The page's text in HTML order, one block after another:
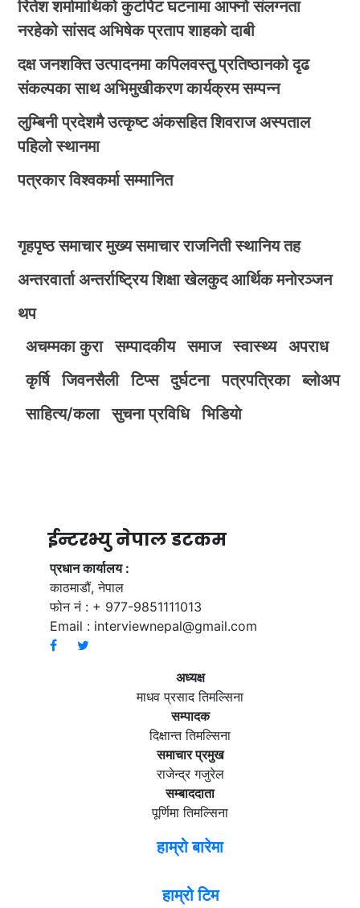
रितेश शर्मामाथिको कुटपिट घटनामा आफ्नो संलग्नता
नरहेको सांसद अभिषेक प्रताप शाहको दाबी
दक्ष जनशक्ति उत्पादनमा कपिलवस्तु प्रतिष्ठानको दृढ
संकल्पका साथ अभिमुखीकरण कार्यक्रम सम्पन्न
लुम्बिनी प्रदेशमै उत्कृष्ट अंकसहित शिवराज अस्पताल
पहिलो स्थानमा
पत्रकार विश्वकर्मा सम्मानित
गृहपृष्ठ समाचार मुख्य समाचार राजनिती स्थानिय तह
अन्तरवार्ता अन्तर्राष्ट्रिय शिक्षा खेलकुद आर्थिक मनोरञ्जन
थप
अचम्मका कुरा
सम्पादकीय समाज स्वास्थ्य
अपराध
कृर्षि
जिवनसैली टिप्स दुर्घटना पत्रपत्रिका
ब्लोअप
साहित्य/कला
सुचना प्रविधि भिडियाे
ईन्टरभ्यु नेपाल डटकम
प्रधान कार्यालय :
काठमाडौं, नेपाल
फोन नं : + 977-9851111013
Email : interviewnepal@gmail.com
अध्यक्ष
माधव प्रसाद तिमल्सिना
सम्पादक
दिक्षान्त तिमल्सिना
समाचार प्रमुख
राजेन्द्र गजुरेल
सम्बाददाता
पूर्णिमा तिमल्सिना
हाम्रो बारेमा
हाम्रो टिम